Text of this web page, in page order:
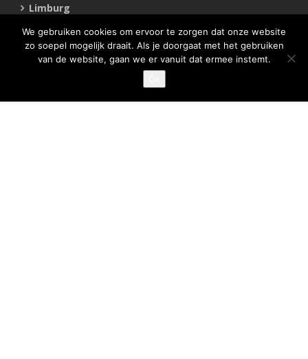
Limburg
Statements
We gebruiken cookies om ervoor te zorgen dat onze website
zo soepel mogelijk draait. Als je doorgaat met het gebruiken
van de website, gaan we er vanuit dat ermee instemt.